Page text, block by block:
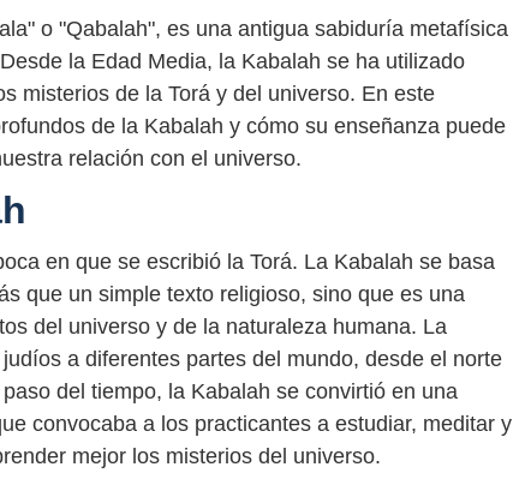
o "Qabalah", es una antigua sabiduría metafísica
la Edad Media, la Kabalah se ha utilizado
misterios de la Torá y del universo. En este
de la Kabalah y cómo su enseñanza puede
relación con el universo.
en que se escribió la Torá. La Kabalah se basa
que un simple texto religioso, sino que es una
del universo y de la naturaleza humana. La
a diferentes partes del mundo, desde el norte
del tiempo, la Kabalah se convirtió en una
convocaba a los practicantes a estudiar, meditar y
mejor los misterios del universo.